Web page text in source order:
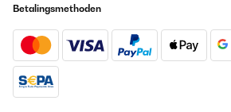
Betalingsmethoden